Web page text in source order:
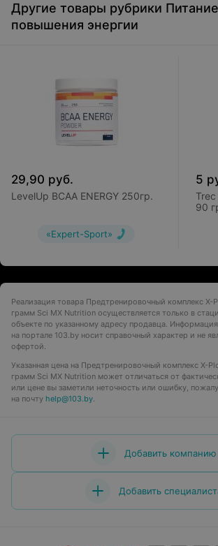
Другие товары рубрики
повышения энергии
29,90 руб.
LevelUp BCAA ENERGY 250гр.
«Expert-Sport»
5
Trec
90
Реализация товара Предтренировочный комплекс X-
грамм Sci MX Nutrition осуществляется только в
объекте по указанному адресу продавца.
на портале 103.by носит справочный характер и не
офертой.
Указанная цена на Предтренировочный комплекс X-
грамм Sci MX Nutrition может отличаться от
или цене вы заметили неточность или ошибку,
на почту help@103.by.
Добавить компанию
Добавить